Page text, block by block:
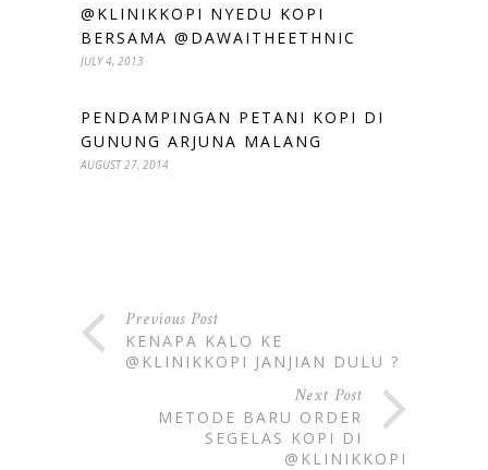
@KLINIKKOPI NYEDU KOPI
BERSAMA @DAWAITHEETHNIC
JULY 4, 2013
PENDAMPINGAN PETANI KOPI DI
GUNUNG ARJUNA MALANG
AUGUST 27, 2014
Previous Post
KENAPA KALO KE
@KLINIKKOPI JANJIAN DULU ?
Next Post
METODE BARU ORDER
SEGELAS KOPI DI
@KLINIKKOPI